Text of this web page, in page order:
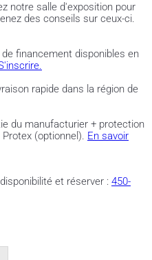
notre salle d'exposition pour
des conseils sur ceux-ci.
de financement disponibles en
rapide dans la région de
du manufacturier + protection
(optionnel). En savoir
et réserver : 450-